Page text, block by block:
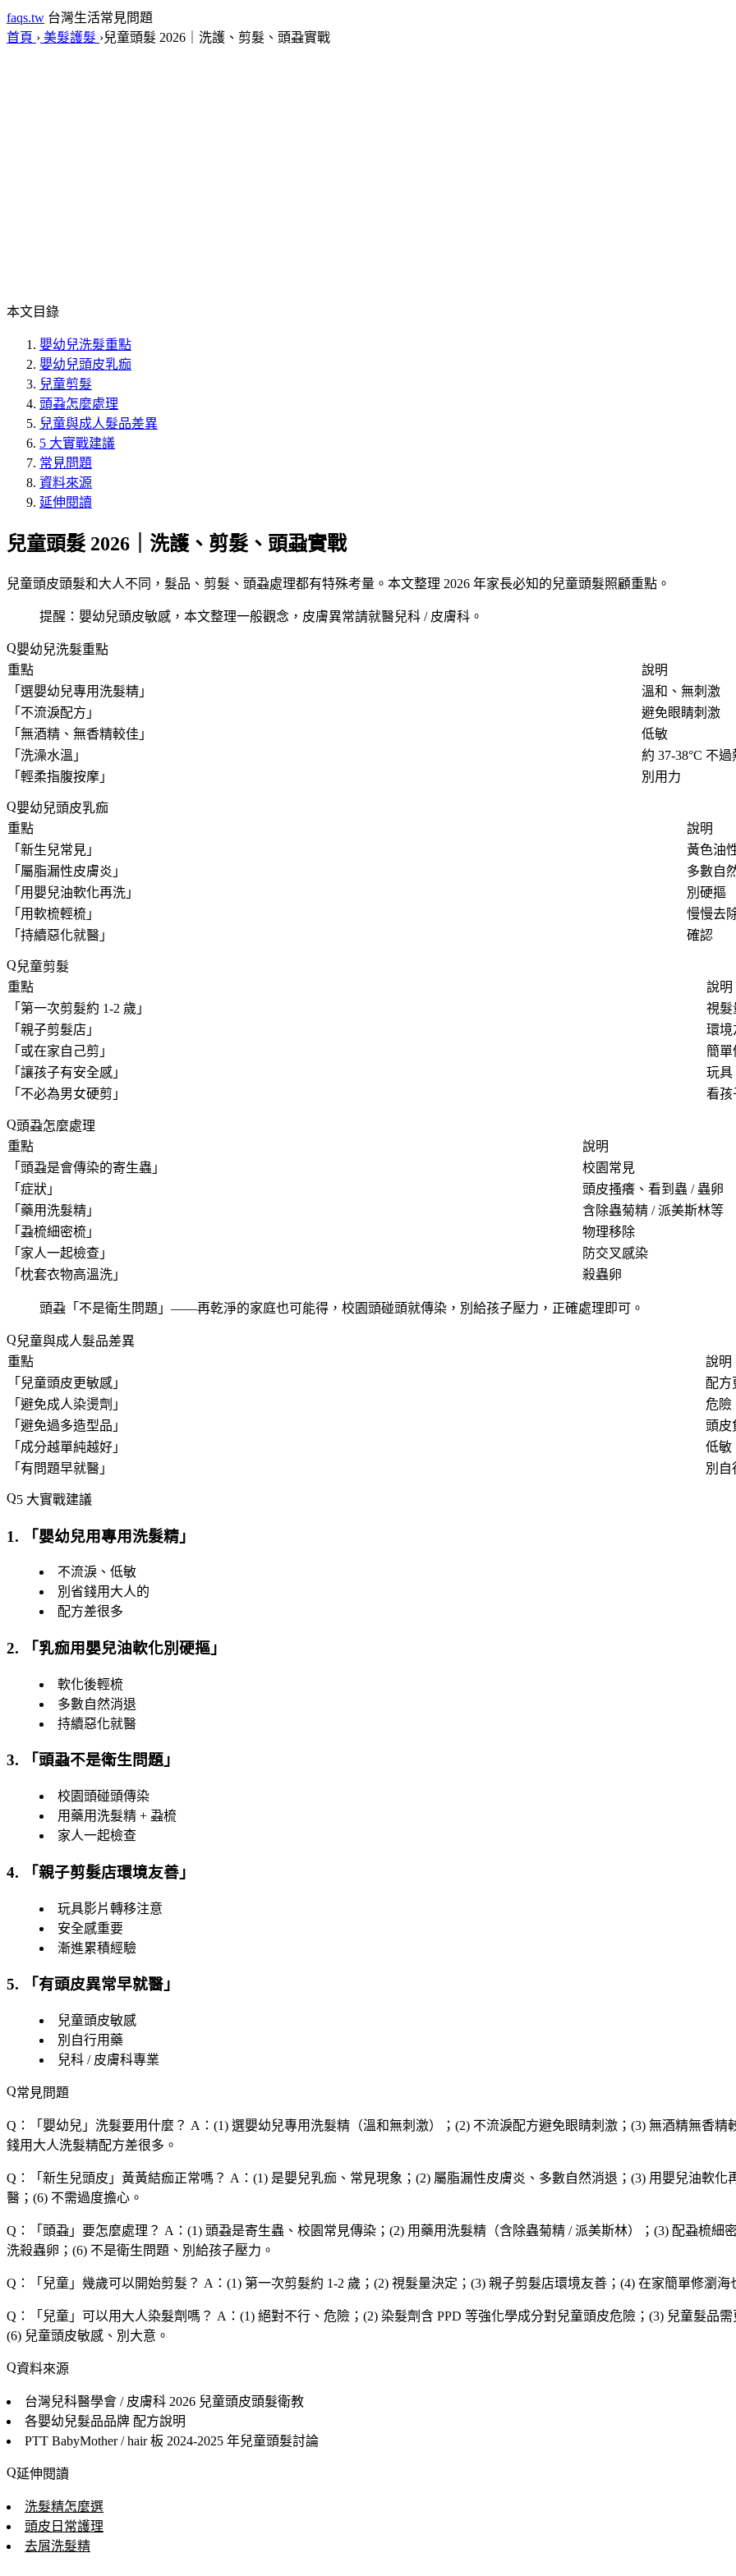
faqs.tw 台灣生活常見問題
首頁 › 美髮護髮 ›兒童頭髮 2026｜洗護、剪髮、頭蝨實戰
本文目錄
嬰幼兒洗髮重點
嬰幼兒頭皮乳痂
兒童剪髮
頭蝨怎麼處理
兒童與成人髮品差異
5 大實戰建議
常見問題
資料來源
延伸閱讀
兒童頭髮 2026｜洗護、剪髮、頭蝨實戰
兒童頭皮頭髮和大人不同，髮品、剪髮、頭蝨處理都有特殊考量。本文整理 2026 年家長必知的兒童頭髮照顧重點。
提醒：嬰幼兒頭皮敏感，本文整理一般觀念，皮膚異常請就醫兒科 / 皮膚科。
嬰幼兒洗髮重點
重點
說明
「 選嬰幼兒專用洗髮精 」
溫和、無刺激
「 不流淚配方 」
避免眼睛刺激
「 無酒精、無香精較佳 」
低敏
「 洗澡水溫 」
約 37-38°C 不過
「 輕柔指腹按摩 」 別用力
嬰幼兒頭皮乳痂
重點
說明
「 新生兒常見 」
黃色油
「 屬脂漏性皮膚炎 」
多數自
「 用嬰兒油軟化再洗 」
別硬摳
「 用軟梳輕梳 」
慢慢去
「 持續惡化就醫 」 確認
兒童剪髮
重點
說明
「 第一次剪髮約 1-2 歲 」
視髮
「 親子剪髮店 」
環境
「 或在家自己剪 」
簡單
「 讓孩子有安全感 」
玩具
「 不必為男女硬剪 」 看孩
頭蝨怎麼處理
重點
說明
「 頭蝨是會傳染的寄生蟲 」
校園常見
「 症狀 」
頭皮搔癢、看到蟲 / 蟲卵
「 藥用洗髮精 」
含除蟲菊精 / 派美斯林等
「 蝨梳細密梳 」
物理移除
「 家人一起檢查 」
防交叉感染
「 枕套衣物高溫洗 」 殺蟲卵
頭蝨「 不是衛生問題 」——再乾淨的家庭也可能得，校園頭碰頭就傳染，別給孩子壓力，正確處理即可。
兒童與成人髮品差異
重點
說明
「 兒童頭皮更敏感 」
配方
「 避免成人染燙劑 」
危險
「 避免過多造型品 」
頭皮
「 成分越單純越好 」
低敏
「 有問題早就醫 」 別自
5 大實戰建議
1. 「嬰幼兒用專用洗髮精 」
不流淚、低敏
別省錢用大人的
配方差很多
2. 「乳痂用嬰兒油軟化別硬摳 」
軟化後輕梳
多數自然消退
持續惡化就醫
3. 「頭蝨不是衛生問題 」
校園頭碰頭傳染
用藥用洗髮精 + 蝨梳
家人一起檢查
4. 「親子剪髮店環境友善 」
玩具影片轉移注意
安全感重要
漸進累積經驗
5. 「有頭皮異常早就醫 」
兒童頭皮敏感
別自行用藥
兒科 / 皮膚科專業
常見問題
Q：「 嬰幼兒 」洗髮要用什麼？ A：(1) 選嬰幼兒專用洗髮精（溫和無刺激）；(2) 不流淚配方避免眼睛刺激；(3) 無酒精無香精
錢用大人洗髮精配方差很多。
Q：「 新生兒頭皮 」黃黃結痂正常嗎？ A：(1) 是嬰兒乳痂、常見現象；(2) 屬脂漏性皮膚炎、多數自然消退；(3) 用嬰兒油軟
醫；(6) 不需過度擔心。
Q：「 頭蝨 」要怎麼處理？ A：(1) 頭蝨是寄生蟲、校園常見傳染；(2) 用藥用洗髮精（含除蟲菊精 / 派美斯林）；(3) 配蝨梳細
洗殺蟲卵；(6) 不是衛生問題、別給孩子壓力。
Q：「 兒童 」幾歲可以開始剪髮？ A：(1) 第一次剪髮約 1-2 歲；(2) 視髮量決定；(3) 親子剪髮店環境友善；(4) 在家簡單修瀏
Q：「 兒童 」可以用大人染髮劑嗎？ A：(1) 絕對不行、危險；(2) 染髮劑含 PPD 等強化學成分對兒童頭皮危險；(3) 兒童髮品
(6) 兒童頭皮敏感、別大意。
資料來源
台灣兒科醫學會 / 皮膚科 2026 兒童頭皮頭髮衛教
各嬰幼兒髮品品牌 配方說明
PTT BabyMother / hair 板 2024-2025 年兒童頭髮討論
延伸閱讀
洗髮精怎麼選
頭皮日常護理
去屑洗髮精